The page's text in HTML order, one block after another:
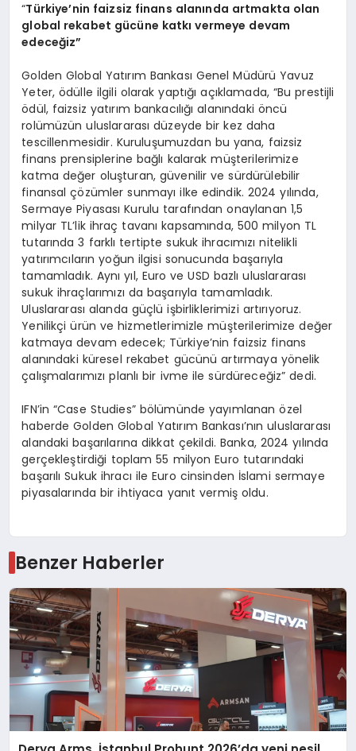
“Türkiye’nin faizsiz finans alanında artmakta olan
global rekabet gücüne katkı vermeye devam
edeceğiz”
Golden Global Yatırım Bankası Genel Müdürü Yavuz
Yeter, ödülle ilgili olarak yaptığı açıklamada, “Bu prestijli
ödül, faizsiz yatırım bankacılığı alanındaki öncü
rolümüzün uluslararası düzeyde bir kez daha
tescillenmesidir. Kuruluşumuzdan bu yana, faizsiz
finans prensiplerine bağlı kalarak müşterilerimize
katma değer oluşturan, güvenilir ve sürdürülebilir
finansal çözümler sunmayı ilke edindik. 2024 yılında,
Sermaye Piyasası Kurulu tarafından onaylanan 1,5
milyar TL’lik ihraç tavanı kapsamında, 500 milyon TL
tutarında 3 farklı tertipte sukuk ihracımızı nitelikli
yatırımcıların yoğun ilgisi sonucunda başarıyla
tamamladık. Aynı yıl, Euro ve USD bazlı uluslararası
sukuk ihraçlarımızı da başarıyla tamamladık.
Uluslararası alanda güçlü işbirliklerimizi artırıyoruz.
Yenilikçi ürün ve hizmetlerimizle müşterilerimize değer
katmaya devam edecek; Türkiye’nin faizsiz finans
alanındaki küresel rekabet gücünü artırmaya yönelik
çalışmalarımızı planlı bir ivme ile sürdüreceğiz” dedi.
IFN’in “Case Studies” bölümünde yayımlanan özel
haberde Golden Global Yatırım Bankası’nın uluslararası
alandaki başarılarına dikkat çekildi. Banka, 2024 yılında
gerçekleştirdiği toplam 55 milyon Euro tutarındaki
başarılı Sukuk ihracı ile Euro cinsinden İslami sermaye
piyasalarında bir ihtiyaca yanıt vermiş oldu.
Benzer Haberler